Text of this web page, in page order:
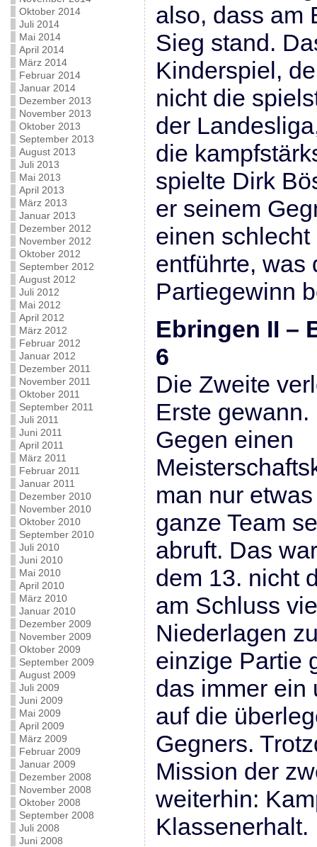
Oktober 2014
Juli 2014
Mai 2014
April 2014
März 2014
Februar 2014
Januar 2014
Dezember 2013
November 2013
Oktober 2013
September 2013
August 2013
Juli 2013
Mai 2013
April 2013
März 2013
Januar 2013
Dezember 2012
November 2012
Oktober 2012
September 2012
August 2012
Juli 2012
Mai 2012
April 2012
März 2012
Februar 2012
Januar 2012
Dezember 2011
November 2011
Oktober 2011
September 2011
Juli 2011
Juni 2011
April 2011
März 2011
Februar 2011
Januar 2011
Dezember 2010
November 2010
Oktober 2010
September 2010
Juli 2010
Juni 2010
Mai 2010
April 2010
März 2010
Januar 2010
Dezember 2009
November 2009
Oktober 2009
September 2009
August 2009
Juli 2009
Juni 2009
Mai 2009
April 2009
März 2009
Februar 2009
Januar 2009
Dezember 2008
November 2008
Oktober 2008
September 2008
Juli 2008
Juni 2008
also, dass am
Sieg stand.
Kinderspiel,
nicht die
der
die
spielte Dirk
er seinem
einen
entführte, was
Partiegewinn
Ebringen II –
6
Die Zweite
Erste
Gegen einen
man nur
ganze Team
abruft. Das
dem 13. nicht
am Schluss
Niederlagen
einzige Partie
das immer ein
auf die
Gegners.
Mission der
weiterhin:
Klassenerhalt.